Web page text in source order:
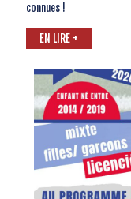
connues !
EN LIRE +